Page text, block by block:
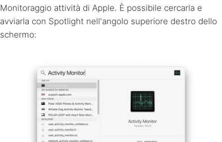
Monitoraggio attività di Apple. È possibile cercarla e
avviarla con Spotlight nell'angolo superiore destro dello
schermo: